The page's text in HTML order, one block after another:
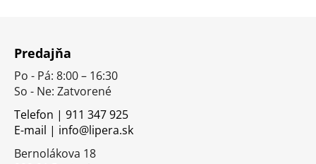
Predajňa
Po - Pá: 8:00 – 16:30
So - Ne: Zatvorené
Telefon | 911 347 925
E-mail | info@lipera.sk
Bernolákova 18